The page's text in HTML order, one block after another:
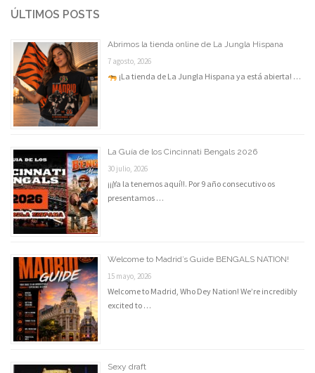
ÚLTIMOS POSTS
Abrimos la tienda online de La Jungla Hispana
7 agosto, 2026
¡La tienda de La Jungla Hispana ya está abierta! …
La Guía de los Cincinnati Bengals 2026
30 julio, 2026
¡¡¡Ya la tenemos aquí!!. Por 9 año consecutivo os
presentamos …
Welcome to Madrid’s Guide BENGALS NATION!
15 mayo, 2026
Welcome to Madrid, Who Dey Nation! We’re incredibly
excited to …
Sexy draft